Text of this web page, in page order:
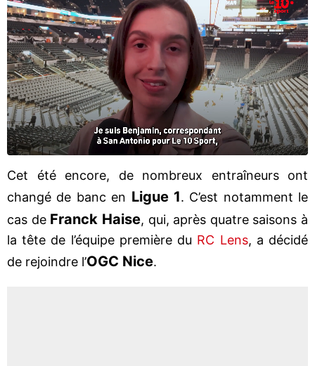
Cet été encore, de nombreux entraîneurs ont
changé de banc en Ligue 1. C’est notamment le
cas deFranck Haise, qui, après quatre saisons à
la tête de l’équipe première du RC Lens, a décidé
de rejoindre l’OGC Nice.